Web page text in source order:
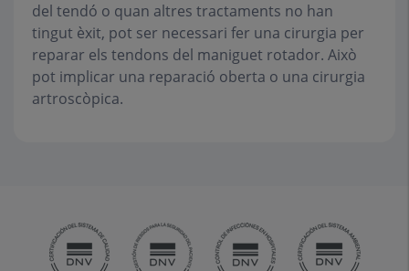
del tendó o quan altres tractaments no han
tingut èxit, pot ser necessari fer una cirurgia per
reparar els tendons del maniguet rotador. Això
pot implicar una reparació oberta o una cirurgia
artroscòpica.